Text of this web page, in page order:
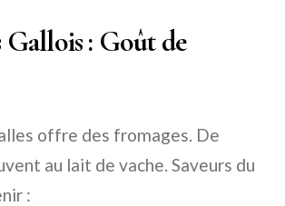
Gallois : Goût de
offre des fromages. De
au lait de vache. Saveurs du
: